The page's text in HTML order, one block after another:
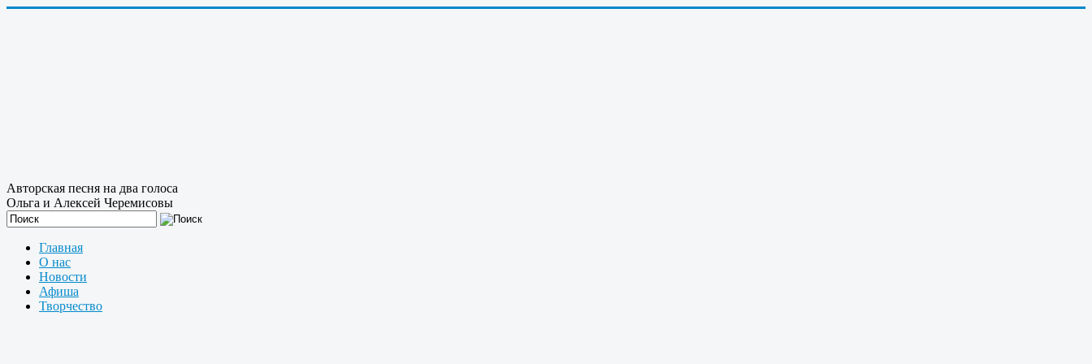
Авторская песня на два голоса
Ольга и Алексей Черемисовы
Главная
О нас
Новости
Афиша
Творчество